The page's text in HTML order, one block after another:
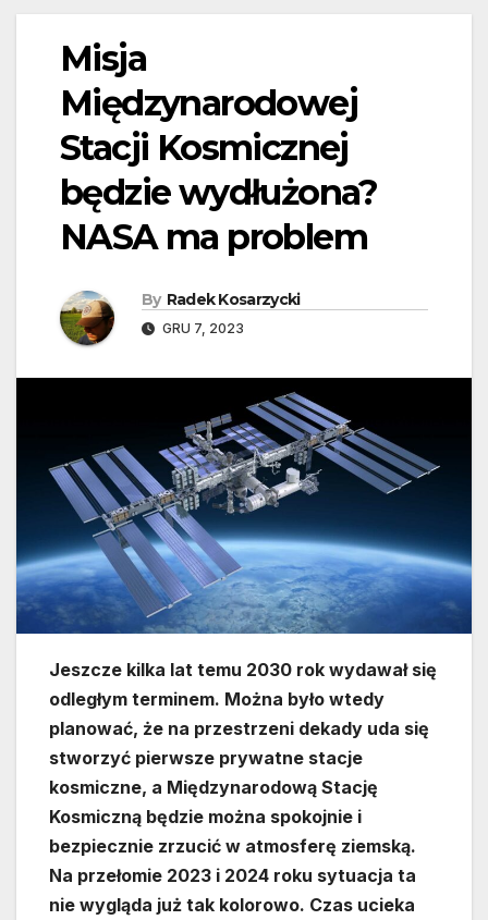
Misja
Międzynarodowej
Stacji Kosmicznej
będzie wydłużona?
NASA ma problem
By Radek Kosarzycki
GRU 7, 2023
Jeszcze kilka lat temu 2030 rok wydawał się
odległym terminem. Można było wtedy
planować, że na przestrzeni dekady uda się
stworzyć pierwsze prywatne stacje
kosmiczne, a Międzynarodową Stację
Kosmiczną będzie można spokojnie i
bezpiecznie zrzucić w atmosferę ziemską.
Na przełomie 2023 i 2024 roku sytuacja ta
nie wygląda już tak kolorowo. Czas ucieka